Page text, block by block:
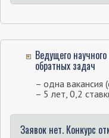
Ведущего
обратных задач
– одна вакансия
– 5 лет, 0,2
Заявок нет. Конкурс